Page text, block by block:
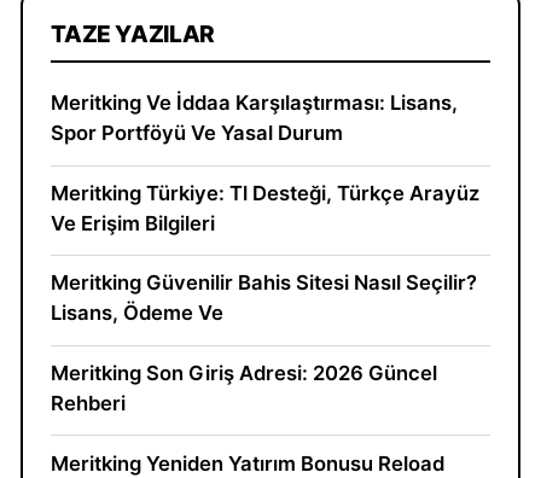
TAZE YAZILAR
Meritking Ve İddaa Karşılaştırması: Lisans,
Spor Portföyü Ve Yasal Durum
Meritking Türkiye: Tl Desteği, Türkçe Arayüz
Ve Erişim Bilgileri
Meritking Güvenilir Bahis Sitesi Nasıl Seçilir?
Lisans, Ödeme Ve
Meritking Son Giriş Adresi: 2026 Güncel
Rehberi
Meritking Yeniden Yatırım Bonusu Reload